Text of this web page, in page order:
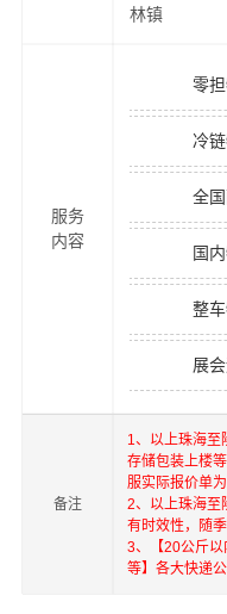
林镇
服务
内容
零
冷
全
国
整
展
备注
1、以上珠海至
存储包装上楼
服实际报价单为
2、以上珠海至
有时效性，随
3、【20公斤
等】各大快递公